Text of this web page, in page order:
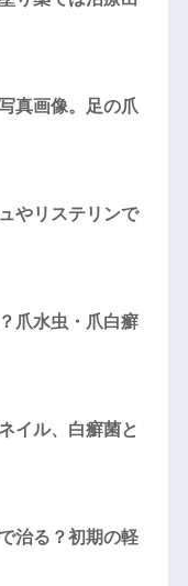
真画像。足の爪
やリステリンで
爪水虫・爪白癬
イル、白癬菌と
治る？初期の軽